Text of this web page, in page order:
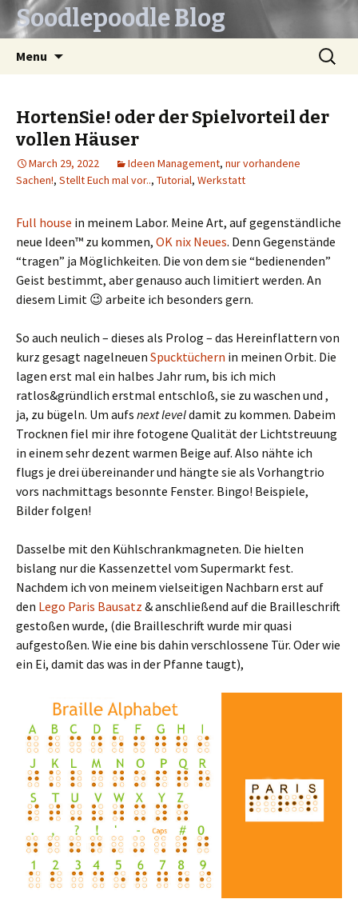
Soodlepoodle Blog
Menu
Search
for:
HortenSie! oder der Spielvorteil der
vollen Häuser
March 29, 2022 Ideen Management, nur vorhandene
Sachen!, Stellt Euch mal vor.., Tutorial, Werkstatt
Full house in meinem Labor. Meine Art, auf gegenständliche
neue Ideen™ zu kommen, OK nix Neues. Denn Gegenstände
“tragen” ja Möglichkeiten. Die von dem sie “bedienenden”
Geist bestimmt, aber genauso auch limitiert werden. An
diesem Limit 😉 arbeite ich besonders gern.
So auch neulich – dieses als Prolog – das Hereinflattern von
kurz gesagt nagelneuen Spucktüchern in meinen Orbit. Die
lagen erst mal ein halbes Jahr rum, bis ich mich
ratlos&gründlich erstmal entschloß, sie zu waschen und ,
ja, zu bügeln. Um aufs next leveldamit zu kommen. Dabeim
Trocknen fiel mir ihre fotogene Qualität der Lichtstreuung
in einem sehr dezent warmen Beige auf. Also nähte ich
flugs je drei übereinander und hängte sie als Vorhangtrio
vors nachmittags besonnte Fenster. Bingo! Beispiele,
Bilder folgen!
Dasselbe mit den Kühlschrankmagneten. Die hielten
bislang nur die Kassenzettel vom Supermarkt fest.
Nachdem ich von meinem vielseitigen Nachbarn erst auf
den Lego Paris Bausatz & anschließend auf die Brailleschrift
gestoßen wurde, (die Brailleschrift wurde mir quasi
aufgestoßen. Wie eine bis dahin verschlossene Tür. Oder wie
ein Ei, damit das was in der Pfanne taugt),